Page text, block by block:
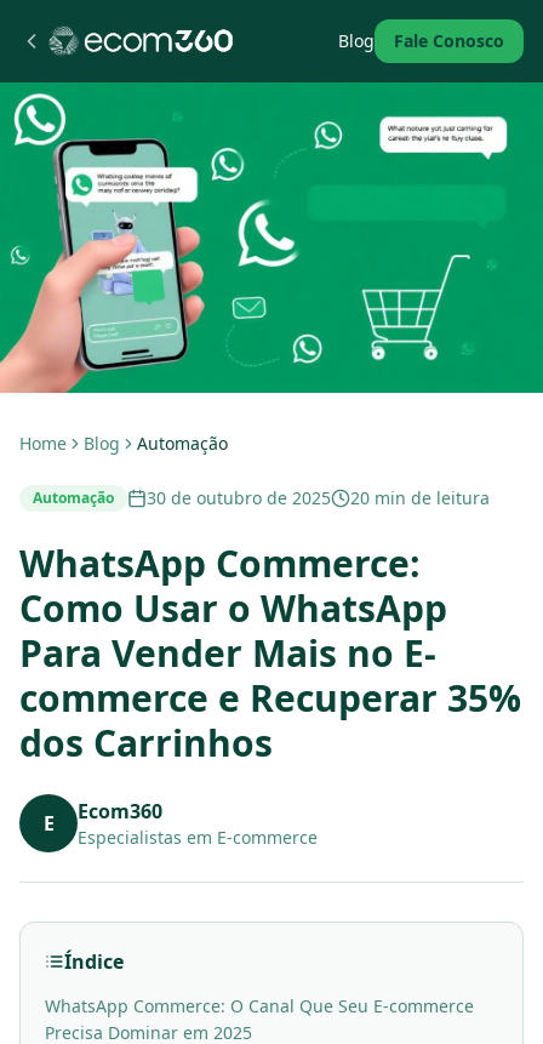
Blog Fale Conosco
Home Blog Automação
Automação 30 de outubro de 2025 20 min de leitura
WhatsApp Commerce:
Como Usar o WhatsApp
Para Vender Mais no E-
commerce e Recuperar 35%
dos Carrinhos
E Ecom360
Especialistas em E-commerce
Índice
WhatsApp Commerce: O Canal Que Seu E-commerce
Precisa Dominar em 2025